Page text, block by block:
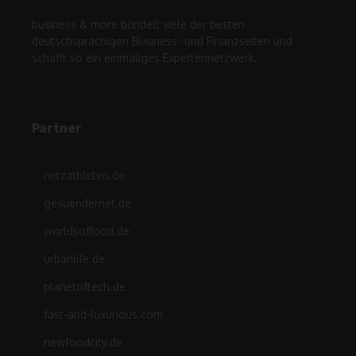
business & more bündelt viele der besten
deutschsprachigen Business -und Finanzseiten und
schafft so ein einmaliges Expertennetzwerk.
Partner
netzathleten.de
gesuendernet.de
worldsoffood.de
urbanlife.de
planetoftech.de
fast-and-luxurious.com
newfoodcity.de